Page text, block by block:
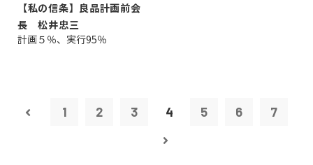
【私の信条】良品計画前会
長 松井忠三
計画５％、実行95％
1 2 3 4 5 6 7